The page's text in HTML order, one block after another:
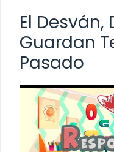
El Desván,
Guardan
Pasado